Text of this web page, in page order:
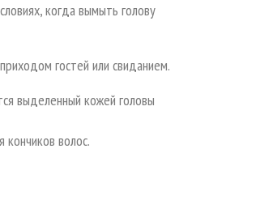
когда вымыть голову
гостей или свиданием.
выделенный кожей головы
волос.